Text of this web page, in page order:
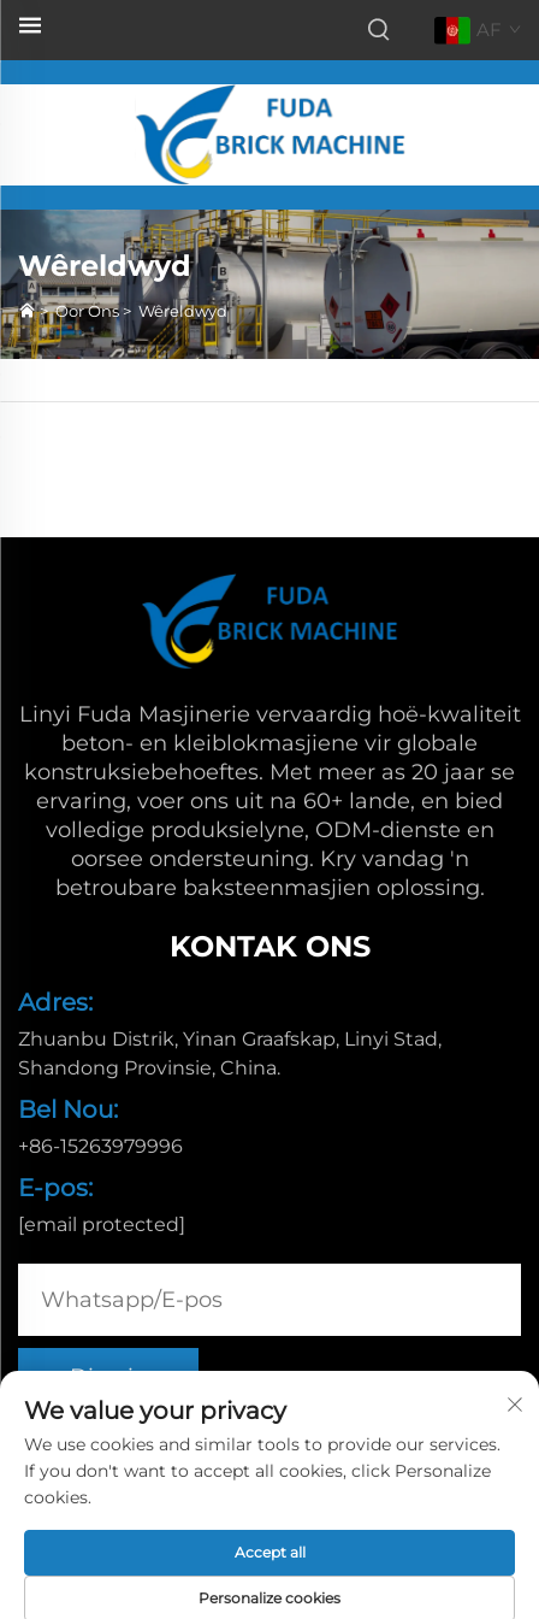
AF
Wêreldwyd
>Oor Ons> Wêreldwyd
Linyi Fuda Masjinerie vervaardig hoë-kwaliteit
beton- en kleiblokmasjiene vir globale
konstruksiebehoeftes. Met meer as 20 jaar se
ervaring, voer ons uit na 60+ lande, en bied
volledige produksielyne, ODM-dienste en
oorsee ondersteuning. Kry vandag 'n
betroubare baksteenmasjien oplossing.
KONTAK ONS
Adres:
Zhuanbu Distrik, Yinan Graafskap, Linyi Stad,
Shandong Provinsie, China.
Bel Nou:
+86-15263979996
E-pos:
[email protected]
Auteursreg © Linyi Yingcheng Internasionale
Handelsmaatskappy Beperk |
We value your privacy
We use cookies and similar tools to provide our services.
If you don't want to accept all cookies, click Personalize
cookies.
Personalize cookies
Accept all